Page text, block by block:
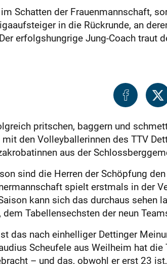
Schatten der Frauenmannschaft,
in die Rückrunde, an
erfolgshungrige Jung-Coach traut
pritschen, baggern und
den Volleyballerinnen des TTV
aus der
sind die Herren der Schöpfung
spielt erstmals in der
kann sich das durchaus
dem Tabellensechsten der neun
das nach einhelliger Dettinger
Scheufele aus Weilheim hat
– und das, obwohl er erst 23